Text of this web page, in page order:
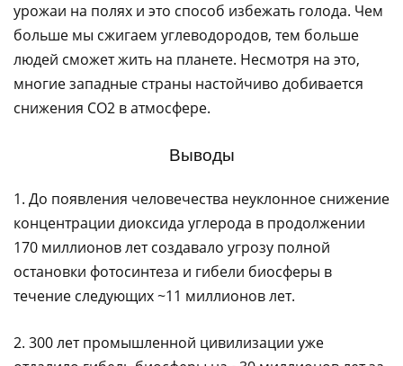
урожаи на полях и это способ избежать голода. Чем
больше мы сжигаем углеводородов, тем больше
людей сможет жить на планете. Несмотря на это,
многие западные страны настойчиво добивается
снижения CO2 в атмосфере.
Выводы
1. До появления человечества неуклонное снижение
концентрации диоксида углерода в продолжении
170 миллионов лет создавало угрозу полной
остановки фотосинтеза и гибели биосферы в
течение следующих ~11 миллионов лет.
2. 300 лет промышленной цивилизации уже